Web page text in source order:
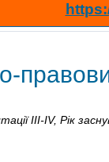
III-IV, Рік